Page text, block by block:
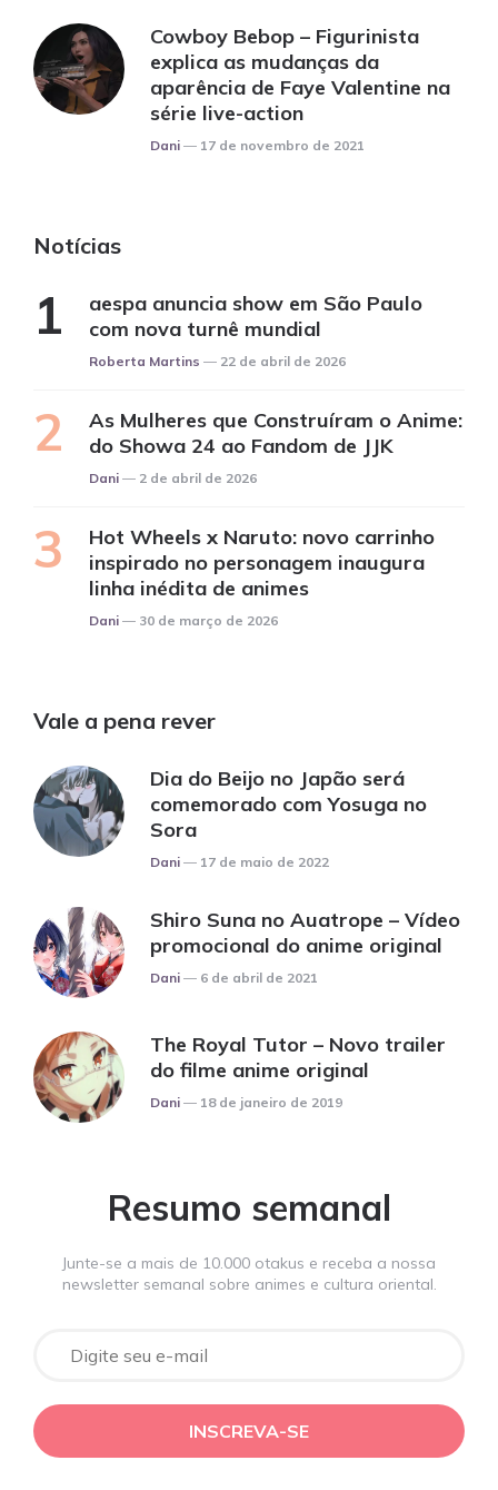
Cowboy Bebop – Figurinista
explica as mudanças da
aparência de Faye Valentine na
série live-action
Posted
Dani 17 de novembro de 2021
Notícias
aespa anuncia show em São Paulo
com nova turnê mundial
Posted
Roberta Martins 22 de abril de 2026
As Mulheres que Construíram o Anime:
do Showa 24 ao Fandom de JJK
Posted
Dani 2 de abril de 2026
Hot Wheels x Naruto: novo carrinho
inspirado no personagem inaugura
linha inédita de animes
Posted
Dani 30 de março de 2026
Vale a pena rever
Dia do Beijo no Japão será
comemorado com Yosuga no
Sora
Posted
Dani 17 de maio de 2022
Shiro Suna no Auatrope – Vídeo
promocional do anime original
Posted
Dani 6 de abril de 2021
The Royal Tutor – Novo trailer
do filme anime original
Posted
Dani 18 de janeiro de 2019
Resumo semanal
Junte-se a mais de 10.000 otakus e receba a nossa
newsletter semanal sobre animes e cultura oriental.